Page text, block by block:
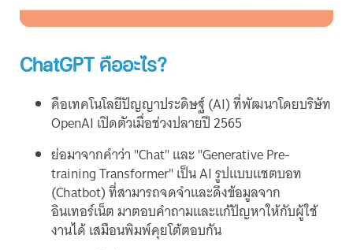
ChatGPT คืออะไร?
คือเทคโนโลยีปัญญาประดิษฐ์ (AI) ที่พัฒนาโดยบริษัท
OpenAI เปิดตัวเมื่อช่วงปลายปี 2565
ย่อมาจากคำว่า "Chat" และ "Generative Pre-
training Transformer" เป็น AI รูปแบบแชตบอท
(Chatbot) ที่สามารถจดจำและดึงข้อมูลจาก
อินเทอร์เน็ต มาตอบคำถามและแก้ปัญหาให้กับผู้ใช้
งานได้ เสมือนพิมพ์คุยโต้ตอบกัน